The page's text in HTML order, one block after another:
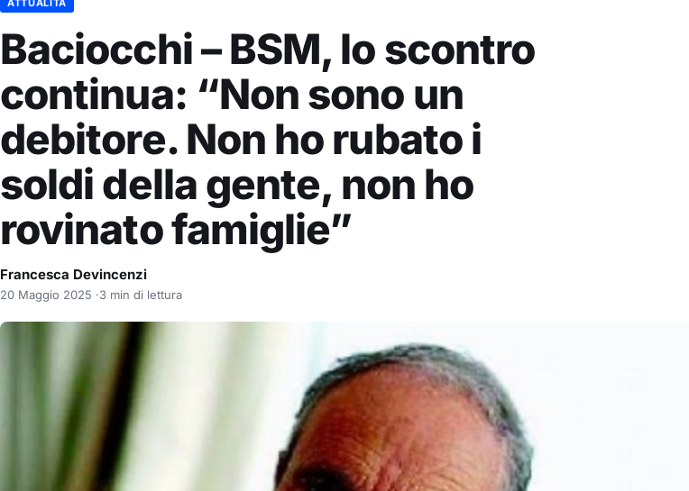
ATTUALITÀ
Baciocchi – BSM, lo scontro
continua: “Non sono un
debitore. Non ho rubato i
soldi della gente, non ho
rovinato famiglie”
Francesca Devincenzi
20 Maggio 2025 ·3 min di lettura